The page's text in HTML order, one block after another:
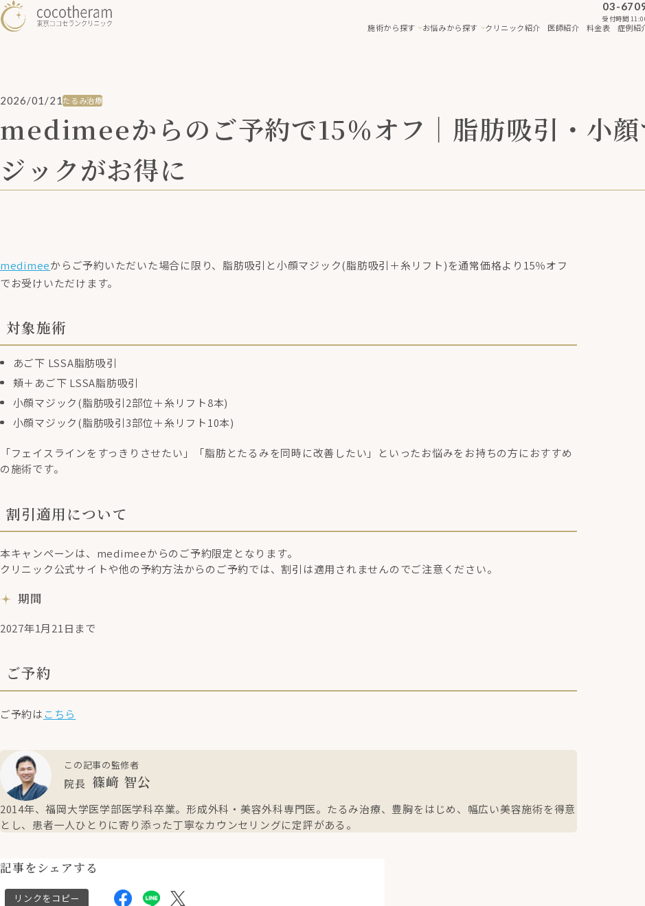
03-
受付時間
施術から探す
お悩みから探す クリニック紹介 医師紹介 料金表 症例紹
2026/01/21 たるみ治療
medimeeからのご予約で15％オフ｜脂肪吸引・小顔
ジックがお得に
medimeeからご予約いただいた場合に限り、脂肪吸引と小顔マジック(脂肪吸引＋糸リフト)を通常価格より15％オフ
でお受けいただけます。
対象施術
あご下 LSSA脂肪吸引
頬＋あご下 LSSA脂肪吸引
小顔マジック(脂肪吸引2部位＋糸リフト8本)
小顔マジック(脂肪吸引3部位＋糸リフト10本)
「フェイスラインをすっきりさせたい」「脂肪とたるみを同時に改善したい」といったお悩みをお持ちの方におすすめ
の施術です。
割引適用について
本キャンペーンは、medimeeからのご予約限定となります。
クリニック公式サイトや他の予約方法からのご予約では、割引は適用されませんのでご注意ください。
期間
2027年1月21日まで
ご予約
ご予約は こちら
この記事の監修者
院長 篠﨑 智公
2014年、福岡大学医学部医学科卒業。形成外科・美容外科専門医。たるみ治療、豊胸をはじめ、幅広い美容施術を得意
とし、患者一人ひとりに寄り添った丁寧なカウンセリングに定評がある。
記事をシェアする
リンクをコピー